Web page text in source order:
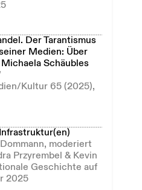
Der Tarantismus
Medien: Über
Schäubles
Kultur 65 (2025),
moderiert
Przyrembel & Kevin
Geschichte auf
2025